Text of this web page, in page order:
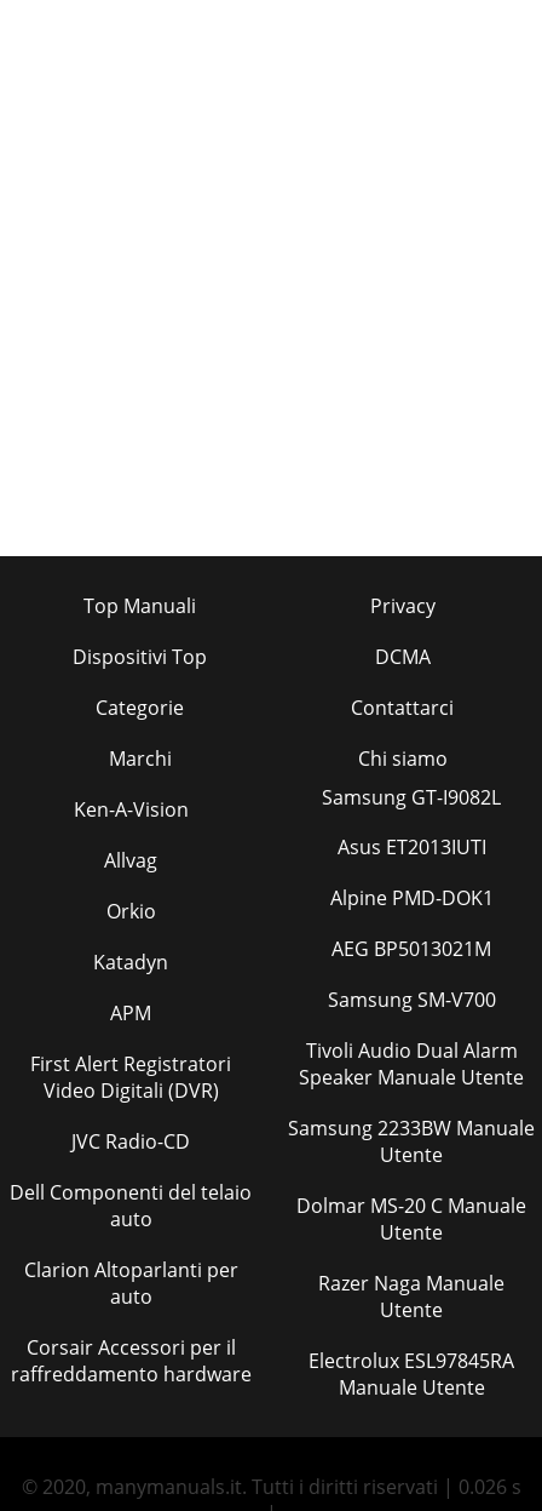
Top Manuali
Dispositivi Top
Categorie
Marchi
Privacy
DCMA
Contattarci
Chi siamo
Ken-A-Vision
Allvag
Orkio
Katadyn
APM
First Alert Registratori
Video Digitali (DVR)
JVC Radio-CD
Dell Componenti del telaio
auto
Clarion Altoparlanti per
auto
Corsair Accessori per il
raffreddamento hardware
Samsung GT-I9082L
Asus ET2013IUTI
Alpine PMD-DOK1
AEG BP5013021M
Samsung SM-V700
Tivoli Audio Dual Alarm
Speaker Manuale Utente
Samsung 2233BW Manuale
Utente
Dolmar MS-20 C Manuale
Utente
Razer Naga Manuale
Utente
Electrolux ESL97845RA
Manuale Utente
© 2020, manymanuals.it. Tutti i diritti riservati | 0.026 s